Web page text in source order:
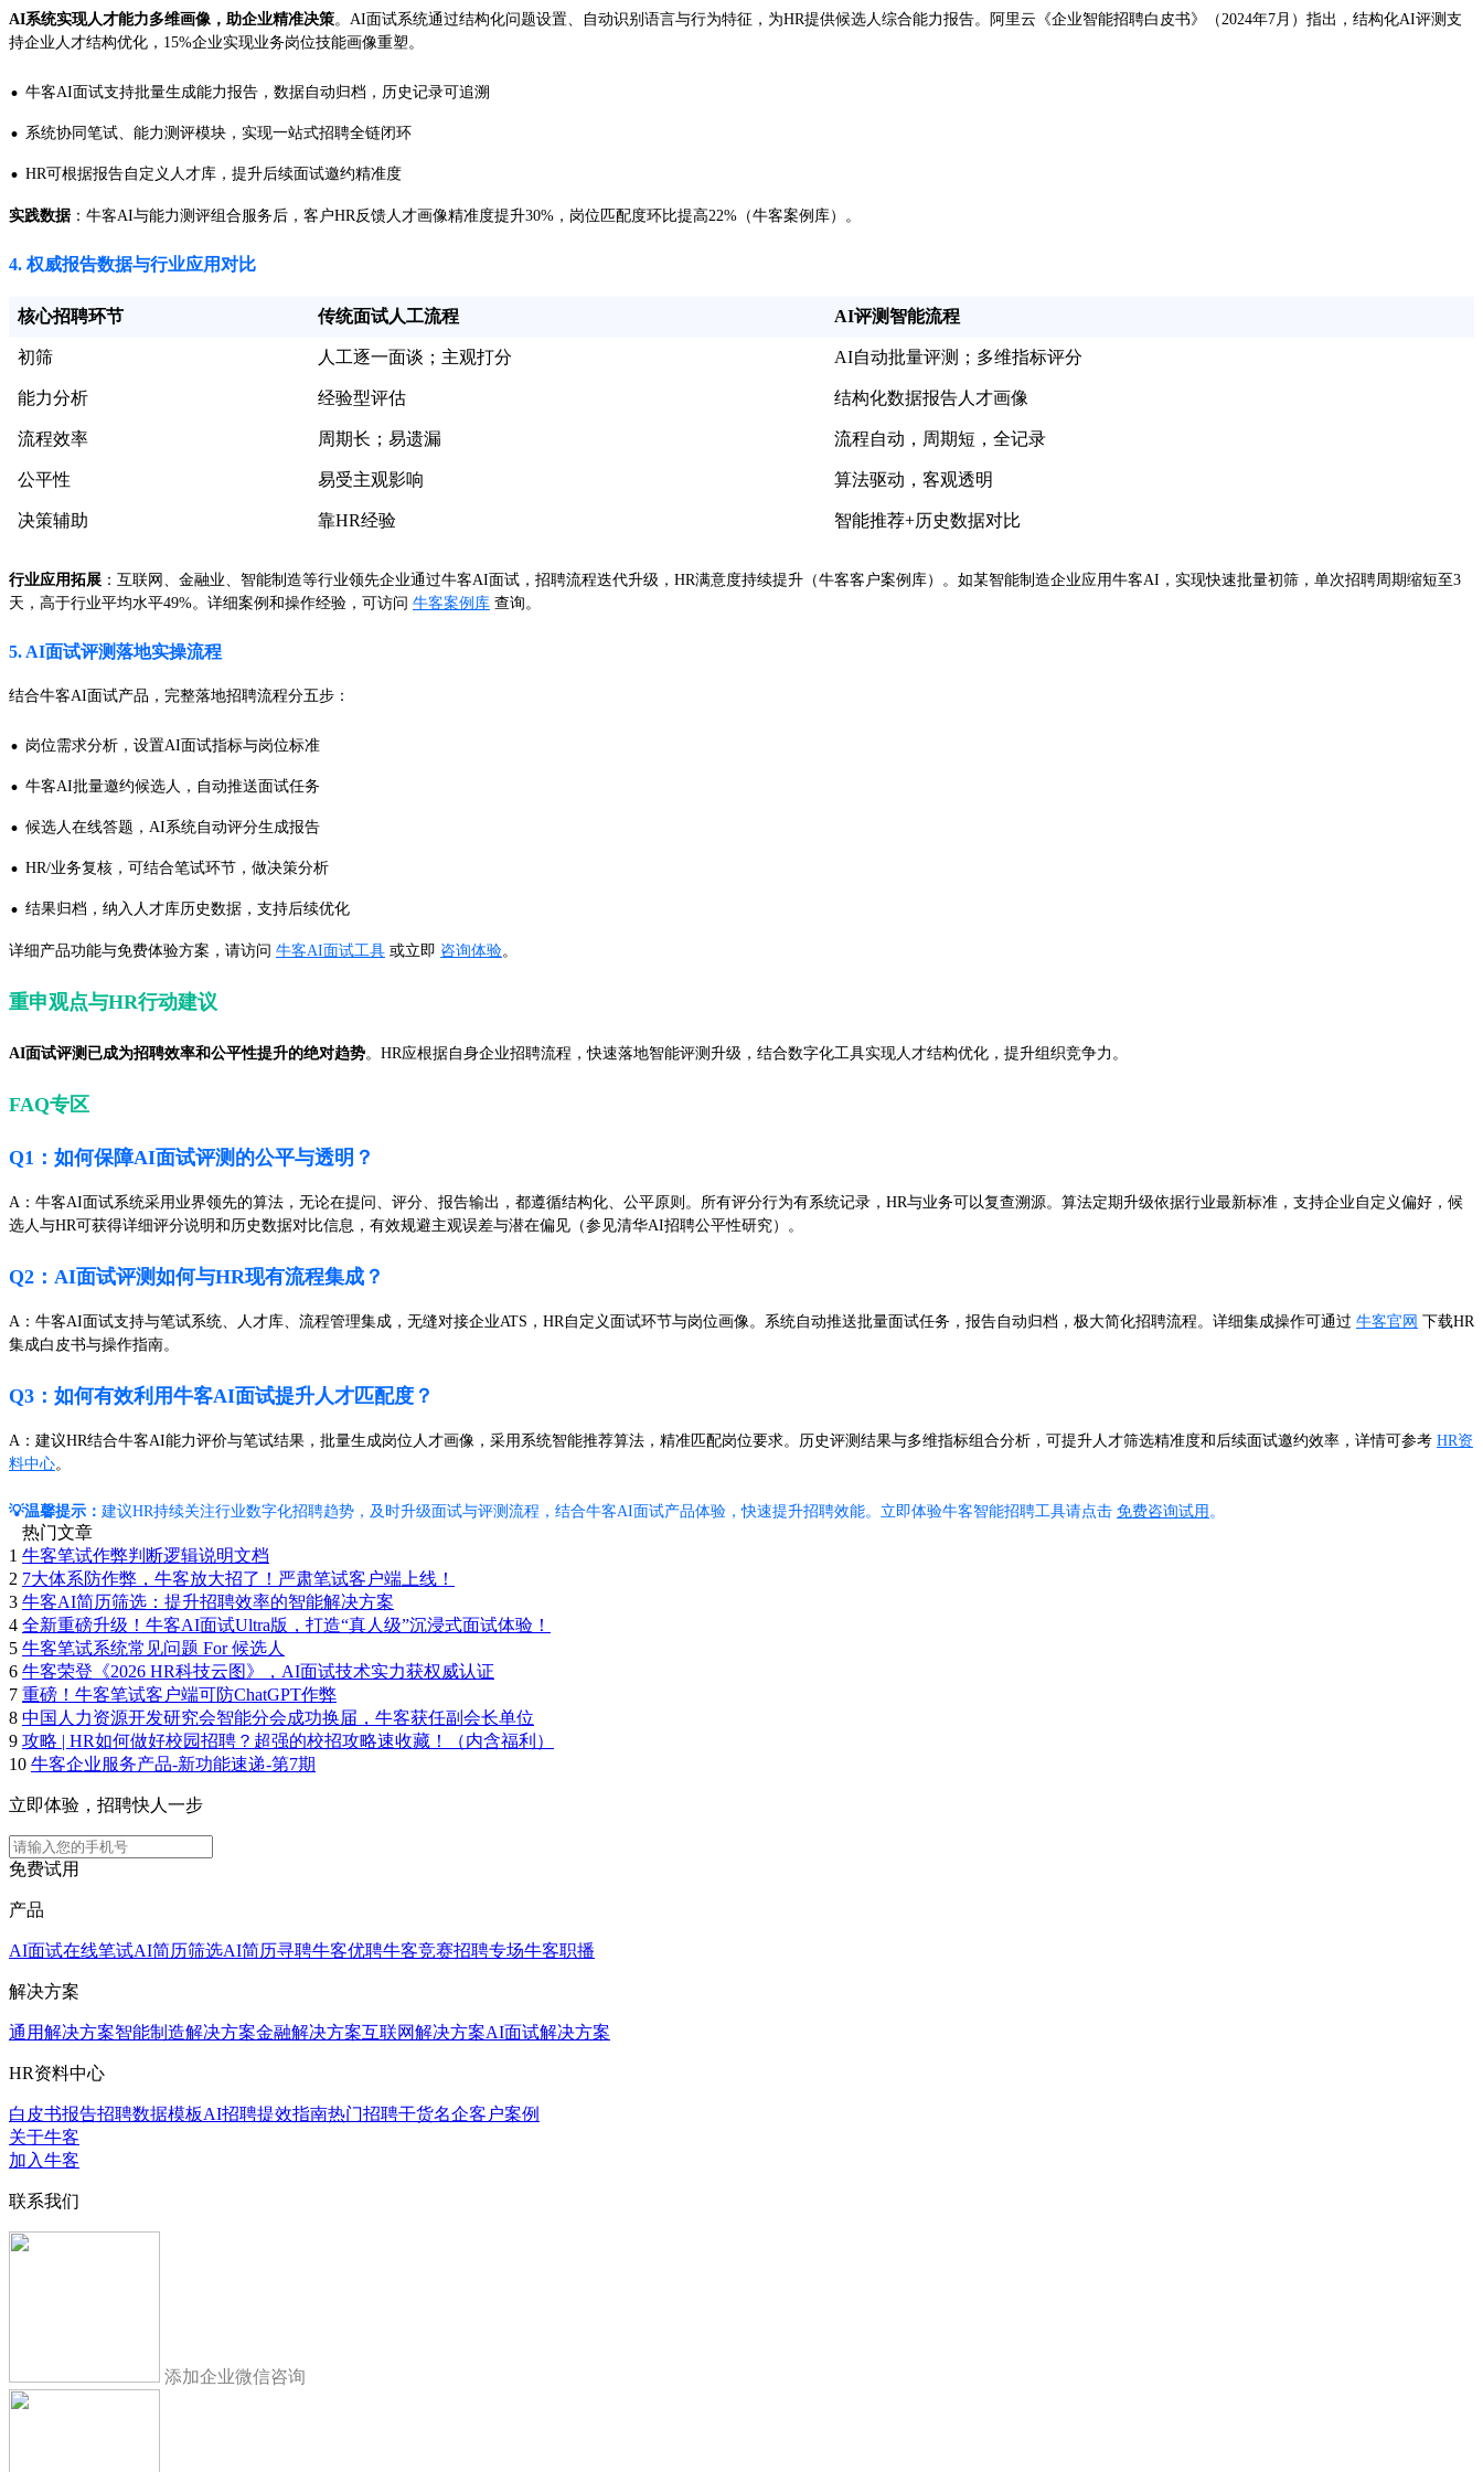
AI系统实现人才能力多维画像，助企业精准决策。AI面试系统通过结构化问题设置、自动识别语言与行为特征，为HR提供候选人综合能力报告。阿里云《企业智能招聘白皮书》（2024年7月）指出，结构化AI评测支
持企业人才结构优化，15%企业实现业务岗位技能画像重塑。
· 牛客AI面试支持批量生成能力报告，数据自动归档，历史记录可追溯
· 系统协同笔试、能力测评模块，实现一站式招聘全链闭环
· HR可根据报告自定义人才库，提升后续面试邀约精准度
实践数据：牛客AI与能力测评组合服务后，客户HR反馈人才画像精准度提升30%，岗位匹配度环比提高22%（牛客案例库）。
4. 权威报告数据与行业应用对比
核心招聘环节 传统面试人工流程 AI评测智能流程
初筛 人工逐一面谈；主观打分 AI自动批量评测；多维指标评分
能力分析 经验型评估 结构化数据报告人才画像
流程效率 周期长；易遗漏 流程自动，周期短，全记录
公平性 易受主观影响 算法驱动，客观透明
决策辅助 靠HR经验 智能推荐+历史数据对比
行业应用拓展 ：互联网、金融业、智能制造等行业领先企业通过牛客AI面试，招聘流程迭代升级，HR满意度持续提升（牛客客户案例库）。如某智能制造企业应用牛客AI，实现快速批量初筛，单次招聘周期缩短至3
天，高于行业平均水平49%。详细案例和操作经验，可访问 牛客案例库 查询。
5. AI面试评测落地实操流程
结合牛客AI面试产品，完整落地招聘流程分五步：
· 岗位需求分析，设置AI面试指标与岗位标准
· 牛客AI批量邀约候选人，自动推送面试任务
· 候选人在线答题，AI系统自动评分生成报告
· HR/业务复核，可结合笔试环节，做决策分析
· 结果归档，纳入人才库历史数据，支持后续优化
详细产品功能与免费体验方案，请访问 牛客AI面试工具 或立即 咨询体验。
重申观点与HR行动建议
AI面试评测已成为招聘效率和公平性提升的绝对趋势。HR应根据自身企业招聘流程，快速落地智能评测升级，结合数字化工具实现人才结构优化，提升组织竞争力。
FAQ专区
Q1：如何保障AI面试评测的公平与透明？
A：牛客AI面试系统采用业界领先的算法，无论在提问、评分、报告输出，都遵循结构化、公平原则。所有评分行为有系统记录，HR与业务可以复查溯源。算法定期升级依据行业最新标准，支持企业自定义偏好，候
选人与HR可获得详细评分说明和历史数据对比信息，有效规避主观误差与潜在偏见（参见清华AI招聘公平性研究）。
Q2：AI面试评测如何与HR现有流程集成？
A：牛客AI面试支持与笔试系统、人才库、流程管理集成，无缝对接企业ATS，HR自定义面试环节与岗位画像。系统自动推送批量面试任务，报告自动归档，极大简化招聘流程。详细集成操作可通过 牛客官网 下载HR
集成白皮书与操作指南。
Q3：如何有效利用牛客AI面试提升人才匹配度？
A：建议HR结合牛客AI能力评价与笔试结果，批量生成岗位人才画像，采用系统智能推荐算法，精准匹配岗位要求。历史评测结果与多维指标组合分析，可提升人才筛选精准度和后续面试邀约效率，详情可参考 HR资
料中心。
💡温馨提示： 建议HR持续关注行业数字化招聘趋势，及时升级面试与评测流程，结合牛客AI面试产品体验，快速提升招聘效能。立即体验牛客智能招聘工具请点击 免费咨询试用 。
热门文章
1 牛客笔试作弊判断逻辑说明文档
2 7大体系防作弊，牛客放大招了！严肃笔试客户端上线！
3 牛客AI简历筛选：提升招聘效率的智能解决方案
4 全新重磅升级！牛客AI面试Ultra版，打造“真人级”沉浸式面试体验！
5 牛客笔试系统常见问题 For 候选人
6 牛客荣登《2026 HR科技云图》，AI面试技术实力获权威认证
7 重磅！牛客笔试客户端可防ChatGPT作弊
8 中国人力资源开发研究会智能分会成功换届，牛客获任副会长单位
9 攻略 | HR如何做好校园招聘？超强的校招攻略速收藏！（内含福利）
10 牛客企业服务产品-新功能速递-第7期
立即体验，招聘快人一步
免费试用
产品
AI面试在线笔试AI简历筛选AI简历寻聘牛客优聘牛客竞赛招聘专场牛客职播
解决方案
通用解决方案智能制造解决方案金融解决方案互联网解决方案AI面试解决方案
HR资料中心
白皮书报告招聘数据模板AI招聘提效指南热门招聘干货名企客户案例
关于牛客
加入牛客
联系我们
添加企业微信咨询